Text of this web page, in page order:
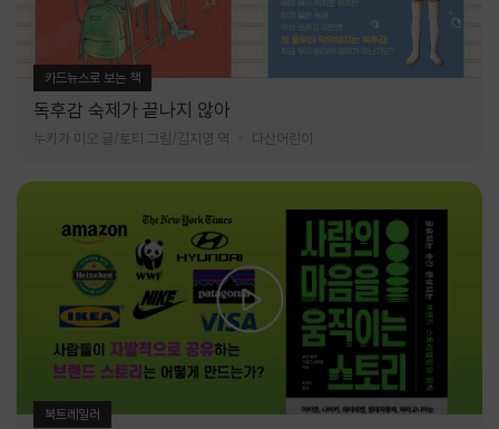
카드뉴스로 보는 책
독후감 숙제가 끝나지 않아
누카가 미오 글/토티 그림/김지영 역 다산어린이
북트레일러